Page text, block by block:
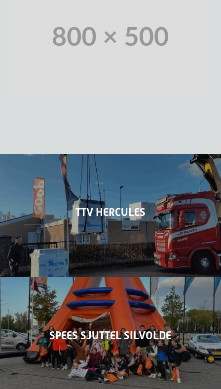
TTV HERCULES
SPEES SJUTTEL SILVOLDE